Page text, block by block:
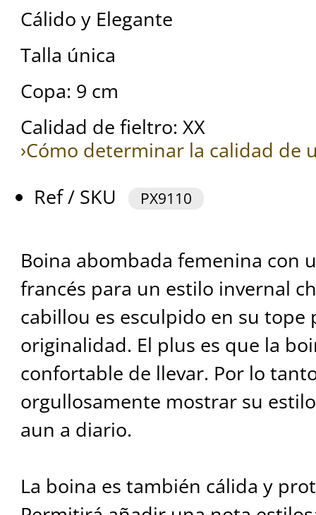
Cálido y Elegante
Talla única
Copa: 9 cm
Calidad de fieltro: XX
›Cómo determinar la calidad de
Ref / SKU
PX9110
Boina abombada femenina con
francés para un estilo invernal
cabillou es esculpido en su tope
originalidad. El plus es que la
confortable de llevar. Por lo
orgullosamente mostrar su
aun a diario.
La boina es también cálida y